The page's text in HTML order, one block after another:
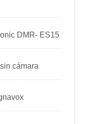
DMR- ES15
cámara